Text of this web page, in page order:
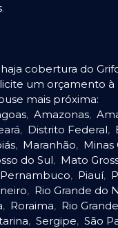
.
cobertura do
um orçamento à
mais próxima:
, Amazonas,
, Distrito Federal,
, Maranhão, Minas
do Sul, Mato
Pernambuco, Piauí,
, Rio Grande do
, Roraima, Rio
, Sergipe, São